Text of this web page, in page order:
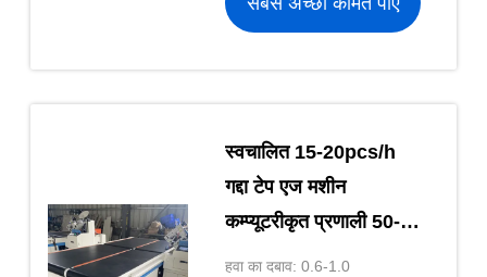
स्वचालित 15-20pcs/h
गद्दा टेप एज मशीन
कम्प्यूटरीकृत प्रणाली 50-
500 मिमी सिलाई मोटाई
हवा का दबाव: 0.6-1.0